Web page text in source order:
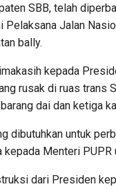
SBB, telah
Pelaksana Jalan
bally.
kepada
rusak di ruas trans
dai dan ketiga
dibutuhkan untuk
Menteri PUPR
dari Presiden